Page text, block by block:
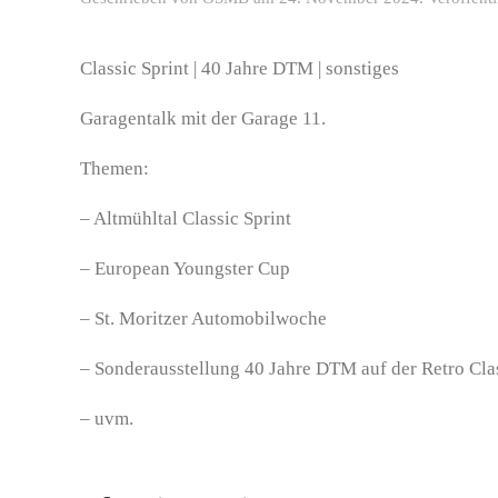
Classic Sprint | 40 Jahre DTM | sonstiges
Garagentalk mit der Garage 11.
Themen:
– Altmühltal Classic Sprint
– European Youngster Cup
– St. Moritzer Automobilwoche
– Sonderausstellung 40 Jahre DTM auf der Retro
– uvm.